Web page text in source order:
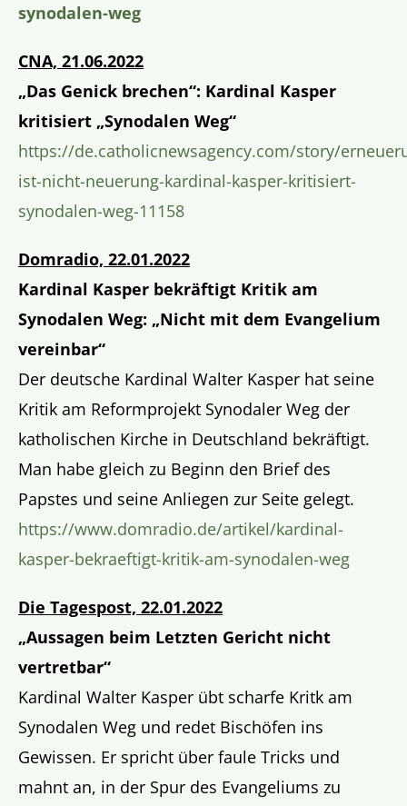
synodalen-weg
CNA, 21.06.2022
„Das Genick brechen“: Kardinal Kasper
kritisiert „Synodalen Weg“
https://de.catholicnewsagency.com/story/
ist-nicht-neuerung-kardinal-kasper-kritisiert-
synodalen-weg-11158
Domradio, 22.01.2022
Kardinal Kasper bekräftigt Kritik am
Synodalen Weg: „Nicht mit dem Evangelium
vereinbar“
Der deutsche Kardinal Walter Kasper hat seine
Kritik am Reformprojekt Synodaler Weg der
katholischen Kirche in Deutschland bekräftigt.
Man habe gleich zu Beginn den Brief des
Papstes und seine Anliegen zur Seite gelegt.
https://www.domradio.de/artikel/kardinal-
kasper-bekraeftigt-kritik-am-synodalen-weg
Die Tagespost, 22.01.2022
„Aussagen beim Letzten Gericht nicht
vertretbar“
Kardinal Walter Kasper übt scharfe Kritk am
Synodalen Weg und redet Bischöfen ins
Gewissen. Er spricht über faule Tricks und
mahnt an, in der Spur des Evangeliums zu